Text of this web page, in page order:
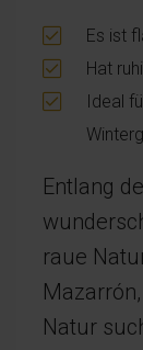
Es ist
Hat
Ideal
Entlang
raue
Natur